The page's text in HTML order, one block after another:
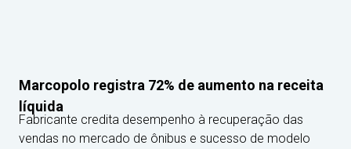
Marcopolo registra 72% de aumento na receita
líquida
Fabricante credita desempenho à recuperação das
vendas no mercado de ônibus e sucesso de modelo